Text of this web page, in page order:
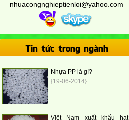
nhuacongnghieptienloi@yahoo.com
Tin tức trong ngành
Nhựa PP là gì?
{19-06-2014}
Việt Nam xuất khẩu hạt